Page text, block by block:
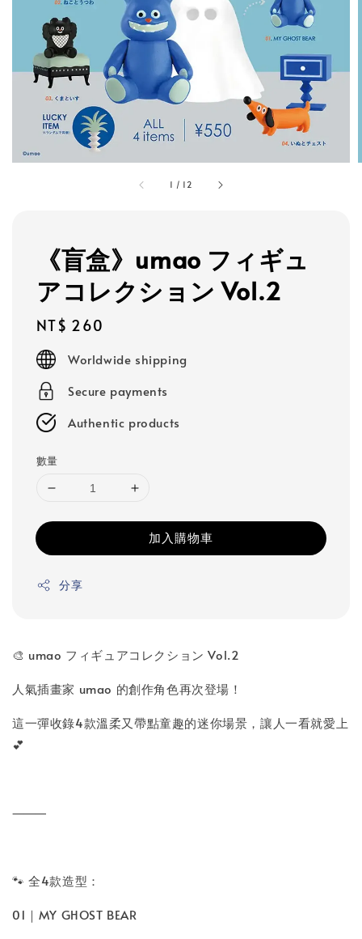
1 / 12
《盲盒》umao フィギュ
アコレクション Vol.2
Regular
price
NT$ 260
Worldwide shipping
Secure payments
Authentic products
數量
加入購物車
分享
🎨 umao フィギュアコレクション Vol.2
人氣插畫家 umao 的創作角色再次登場！
這一彈收錄4款溫柔又帶點童趣的迷你場景，讓人一看就愛上
💕
⸻
🐾 全4款造型：
01｜MY GHOST BEAR